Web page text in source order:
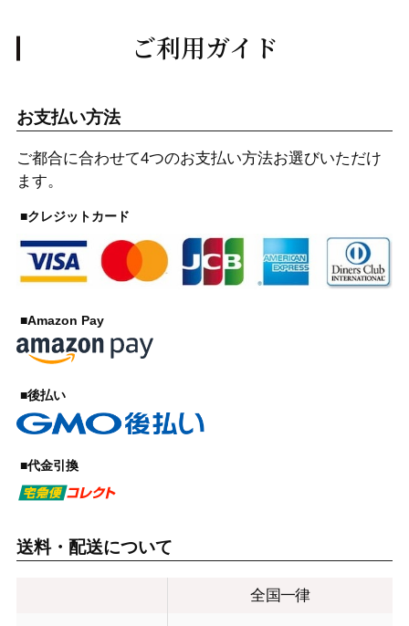
ご利用ガイド
お支払い方法
ご都合に合わせて4つのお支払い方法お選びいただけ
ます。
■クレジットカード
■Amazon Pay
■後払い
■代金引換
送料・配送について
全国一律